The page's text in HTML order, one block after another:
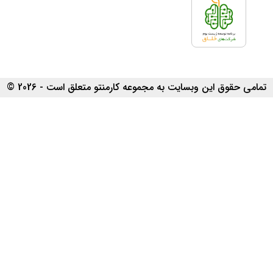
تمامی حقوق این وبسایت به مجموعه کارمنتو متعلق است - 2026 ©